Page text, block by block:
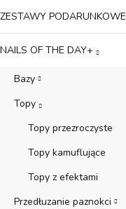
ZESTAWY PODARUNKOWE
NAILS OF THE DAY+
Bazy
Topy
Topy przezroczyste
Topy kamuflujące
Topy z efektami
Przedłuzanie paznokci